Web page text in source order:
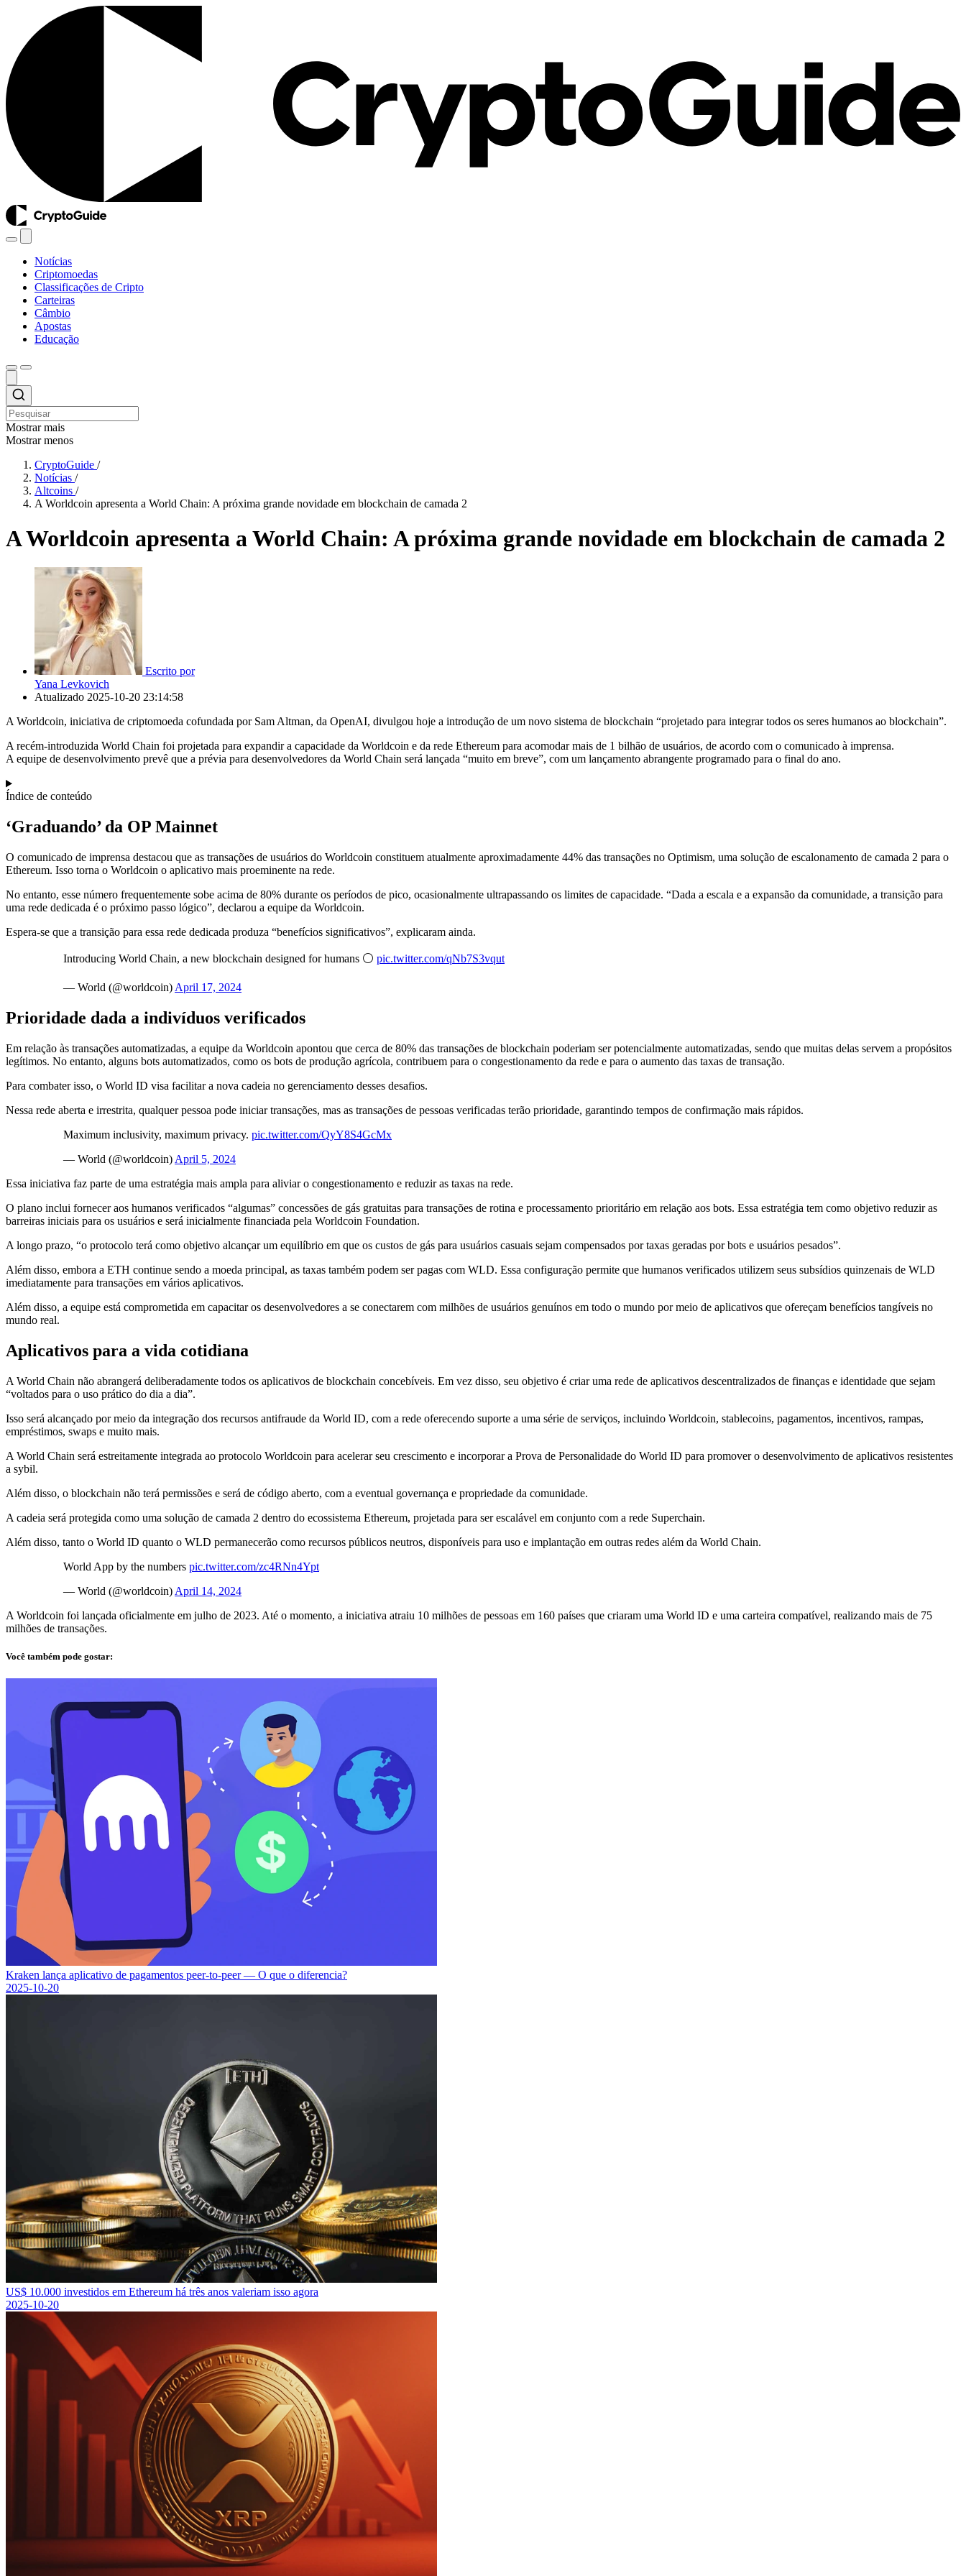
Notícias
Criptomoedas
Classificações de Cripto
Carteiras
Câmbio
Apostas
Educação
Mostrar mais
Mostrar menos
CryptoGuide /
Notícias /
Altcoins /
A Worldcoin apresenta a World Chain: A próxima grande novidade em blockchain de camada 2
A Worldcoin apresenta a World Chain: A próxima grande novidade em blockchain de camada 2
Escrito por
Yana Levkovich
Atualizado 2025-10-20 23:14:58
A Worldcoin, iniciativa de criptomoeda cofundada por Sam Altman, da OpenAI, divulgou hoje a introdução de um novo sistema de blockchain “projetado para integrar todos os seres humanos ao blockchain”.
A recém-introduzida World Chain foi projetada para expandir a capacidade da Worldcoin e da rede Ethereum para acomodar mais de 1 bilhão de usuários, de acordo com o comunicado à imprensa.
A equipe de desenvolvimento prevê que a prévia para desenvolvedores da World Chain será lançada “muito em breve”, com um lançamento abrangente programado para o final do ano.
Índice de conteúdo
‘Graduando’ da OP Mainnet
O comunicado de imprensa destacou que as transações de usuários do Worldcoin constituem atualmente aproximadamente 44% das transações no Optimism, uma solução de escalonamento de camada 2 para o
Ethereum. Isso torna o Worldcoin o aplicativo mais proeminente na rede.
No entanto, esse número frequentemente sobe acima de 80% durante os períodos de pico, ocasionalmente ultrapassando os limites de capacidade. “Dada a escala e a expansão da comunidade, a transição para
uma rede dedicada é o próximo passo lógico”, declarou a equipe da Worldcoin.
Espera-se que a transição para essa rede dedicada produza “benefícios significativos”, explicaram ainda.
Introducing World Chain, a new blockchain designed for humans ⚪️ pic.twitter.com/qNb7S3vqut
— World (@worldcoin) April 17, 2024
Prioridade dada a indivíduos verificados
Em relação às transações automatizadas, a equipe da Worldcoin apontou que cerca de 80% das transações de blockchain poderiam ser potencialmente automatizadas, sendo que muitas delas servem a propósitos
legítimos. No entanto, alguns bots automatizados, como os bots de produção agrícola, contribuem para o congestionamento da rede e para o aumento das taxas de transação.
Para combater isso, o World ID visa facilitar a nova cadeia no gerenciamento desses desafios.
Nessa rede aberta e irrestrita, qualquer pessoa pode iniciar transações, mas as transações de pessoas verificadas terão prioridade, garantindo tempos de confirmação mais rápidos.
Maximum inclusivity, maximum privacy. pic.twitter.com/QyY8S4GcMx
— World (@worldcoin) April 5, 2024
Essa iniciativa faz parte de uma estratégia mais ampla para aliviar o congestionamento e reduzir as taxas na rede.
O plano inclui fornecer aos humanos verificados “algumas” concessões de gás gratuitas para transações de rotina e processamento prioritário em relação aos bots. Essa estratégia tem como objetivo reduzir as
barreiras iniciais para os usuários e será inicialmente financiada pela Worldcoin Foundation.
A longo prazo, “o protocolo terá como objetivo alcançar um equilíbrio em que os custos de gás para usuários casuais sejam compensados por taxas geradas por bots e usuários pesados”.
Além disso, embora a ETH continue sendo a moeda principal, as taxas também podem ser pagas com WLD. Essa configuração permite que humanos verificados utilizem seus subsídios quinzenais de WLD
imediatamente para transações em vários aplicativos.
Além disso, a equipe está comprometida em capacitar os desenvolvedores a se conectarem com milhões de usuários genuínos em todo o mundo por meio de aplicativos que ofereçam benefícios tangíveis no
mundo real.
Aplicativos para a vida cotidiana
A World Chain não abrangerá deliberadamente todos os aplicativos de blockchain concebíveis. Em vez disso, seu objetivo é criar uma rede de aplicativos descentralizados de finanças e identidade que sejam
“voltados para o uso prático do dia a dia”.
Isso será alcançado por meio da integração dos recursos antifraude da World ID, com a rede oferecendo suporte a uma série de serviços, incluindo Worldcoin, stablecoins, pagamentos, incentivos, rampas,
empréstimos, swaps e muito mais.
A World Chain será estreitamente integrada ao protocolo Worldcoin para acelerar seu crescimento e incorporar a Prova de Personalidade do World ID para promover o desenvolvimento de aplicativos resistentes
a sybil.
Além disso, o blockchain não terá permissões e será de código aberto, com a eventual governança e propriedade da comunidade.
A cadeia será protegida como uma solução de camada 2 dentro do ecossistema Ethereum, projetada para ser escalável em conjunto com a rede Superchain.
Além disso, tanto o World ID quanto o WLD permanecerão como recursos públicos neutros, disponíveis para uso e implantação em outras redes além da World Chain.
World App by the numbers pic.twitter.com/zc4RNn4Ypt
— World (@worldcoin) April 14, 2024
A Worldcoin foi lançada oficialmente em julho de 2023. Até o momento, a iniciativa atraiu 10 milhões de pessoas em 160 países que criaram uma World ID e uma carteira compatível, realizando mais de 75
milhões de transações.
Você também pode gostar:
Kraken lança aplicativo de pagamentos peer-to-peer — O que o diferencia?
2025-10-20
US$ 10.000 investidos em Ethereum há três anos valeriam isso agora
2025-10-20